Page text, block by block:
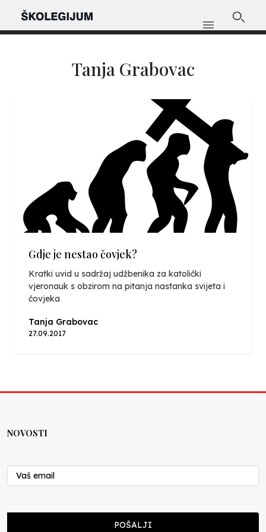
Tanja Grabovac
Gdje je nestao čovjek?
Kratki uvid u sadržaj udžbenika za katolički
vjeronauk s obzirom na pitanja nastanka svijeta i
čovjeka
Tanja Grabovac
27.09.2017
NOVOSTI
POŠALJI